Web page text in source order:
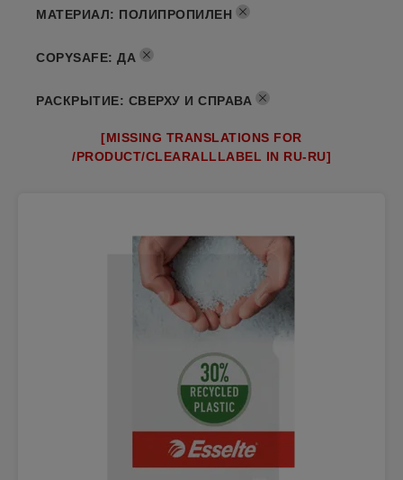
МАТЕРИАЛ: ПОЛИПРОПИЛЕН
COPYSAFE: ДА
РАСКРЫТИЕ: СВЕРХУ И СПРАВА
[MISSING TRANSLATIONS FOR
/PRODUCT/CLEARALLLABEL IN RU-RU]